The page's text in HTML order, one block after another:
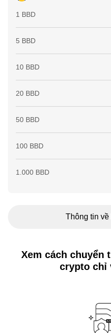
1 BBD
5 BBD
10 BBD
20 BBD
50 BBD
100 BBD
1.000 BBD
Thông tin
Xem cách chuyển
crypto chỉ